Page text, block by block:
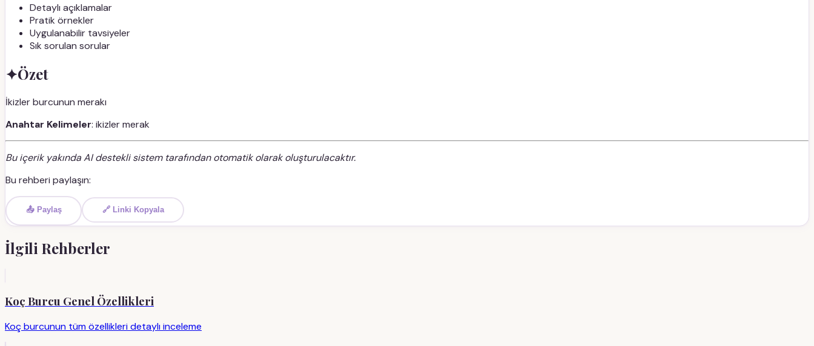
Detaylı açıklamalar
Pratik örnekler
Uygulanabilir tavsiyeler
Sık sorulan sorular
✦Özet
İkizler burcunun merakı
Anahtar Kelimeler: ikizler merak
Bu içerik yakında AI destekli sistem tarafından otomatik olarak oluşturulacaktır.
Bu rehberi paylaşın:
📤 Paylaş 🔗 Linki Kopyala
İlgili Rehberler
Koç Burcu Genel Özellikleri
Koç burcunun tüm özellikleri detaylı inceleme